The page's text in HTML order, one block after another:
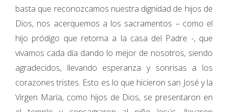
basta que reconozcamos nuestra dignidad de hijos de
Dios, nos acerquemos a los sacramentos – como el
hijo pródigo que retorna a la casa del Padre -, que
vivamos cada día dando lo mejor de nosotros, siendo
agradecidos, llevando esperanza y sonrisas a los
corazones tristes. Esto es lo que hicieron san José y la
Virgen María, como hijos de Dios, se presentaron en